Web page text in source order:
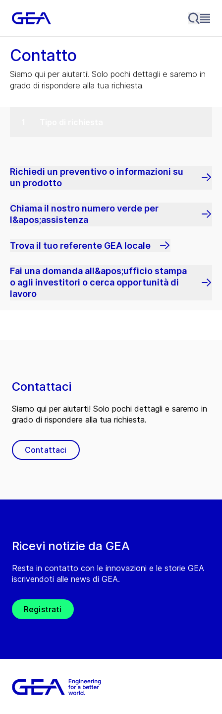
Contatto
Siamo qui per aiutarti! Solo pochi dettagli e saremo in
grado di rispondere alla tua richiesta.
Richiedi un preventivo o informazioni su
un prodotto
Chiama il nostro numero verde per
l&apos;assistenza
Trova il tuo referente GEA locale
Fai una domanda all&apos;ufficio stampa
o agli investitori o cerca opportunità di
lavoro
Ricevi notizie da GEA
Resta in contatto con le innovazioni e le storie GEA
iscrivendoti alle news di GEA.
Registrati
Contattaci
Siamo qui per aiutarti! Solo pochi dettagli e saremo in
grado di rispondere alla tua richiesta.
Contattaci